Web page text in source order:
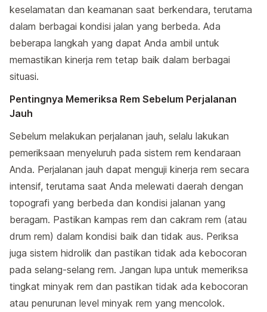
keselamatan dan keamanan saat berkendara, terutama
dalam berbagai kondisi jalan yang berbeda. Ada
beberapa langkah yang dapat Anda ambil untuk
memastikan kinerja rem tetap baik dalam berbagai
situasi.
Pentingnya Memeriksa Rem Sebelum Perjalanan
Jauh
Sebelum melakukan perjalanan jauh, selalu lakukan
pemeriksaan menyeluruh pada sistem rem kendaraan
Anda. Perjalanan jauh dapat menguji kinerja rem secara
intensif, terutama saat Anda melewati daerah dengan
topografi yang berbeda dan kondisi jalanan yang
beragam. Pastikan kampas rem dan cakram rem (atau
drum rem) dalam kondisi baik dan tidak aus. Periksa
juga sistem hidrolik dan pastikan tidak ada kebocoran
pada selang-selang rem. Jangan lupa untuk memeriksa
tingkat minyak rem dan pastikan tidak ada kebocoran
atau penurunan level minyak rem yang mencolok.